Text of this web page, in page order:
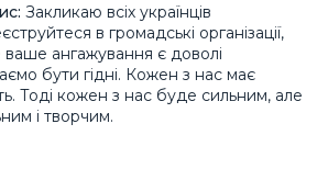
Закликаю всіх українців
в громадські організації,
ваше ангажування є доволі
бути гідні. Кожен з нас має
Тоді кожен з нас буде сильним, але
і творчим.